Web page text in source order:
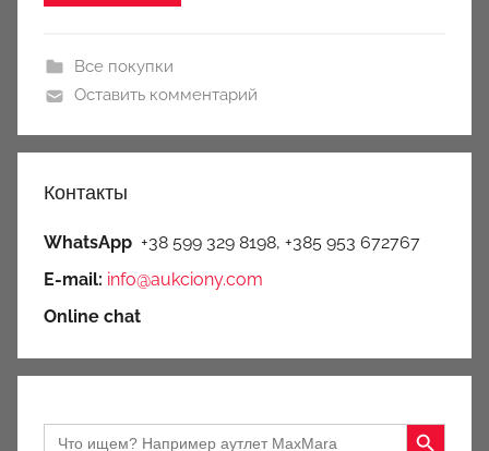
Все покупки
Оставить комментарий
Контакты
WhatsApp +38 599 329 8198, +385 953 672767
E-mail: info@aukciony.com
Online chat
Search
Search Button